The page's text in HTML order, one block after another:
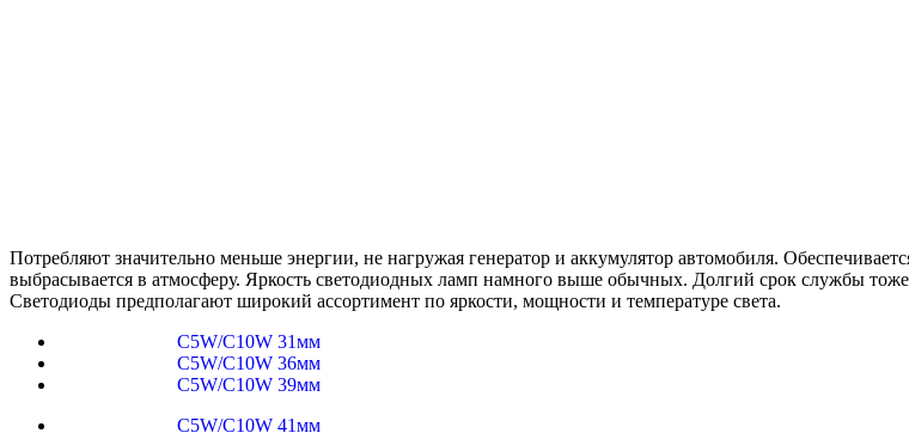
Потребляют значительно меньше энергии, не нагружая генератор и аккумулятор автомобиля.
выбрасывается в атмосферу. Яркость светодиодных ламп намного выше обычных. Долгий срок службы тоже
Светодиоды предполагают широкий ассортимент по яркости, мощности и температуре света.
C5W/C10W 31мм
C5W/C10W 36мм
C5W/C10W 39мм
C5W/C10W 41мм